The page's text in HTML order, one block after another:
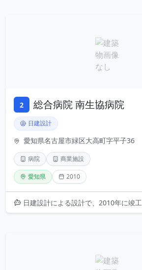
2 総合病院 南生協病院
日建設計
愛知県名古屋市緑区大高町字平子36
病院 商業施設
愛知県 2010
日建設計による設計で、2010年に竣工した南生協病院は、愛知県名古屋市緑区に位置する総合病院です。病院機能と商業施設を融